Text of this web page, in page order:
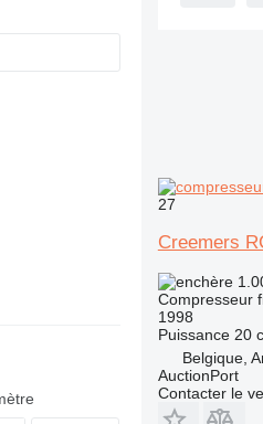
27
Creemers
Compresseur
1998
Puissance 20
Belgique,
AuctionPort
Contacter le